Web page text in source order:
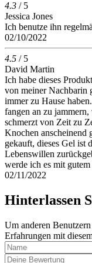
4.3 / 5
Jessica Jones
Ich benutze ihn
02/10/2022
4.5 / 5
David Martin
Ich habe dieses
von meiner Nachbarin
immer zu Hause
fangen an zu
schmerzt von Zeit zu
Knochen anscheinend
gekauft, dieses Gel ist
Lebenswillen
werde ich es mit
02/11/2022
Hinterlassen
Um anderen
Erfahrungen mit